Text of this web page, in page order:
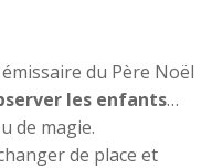
du Père Noël
les enfants…
de magie.
de place et